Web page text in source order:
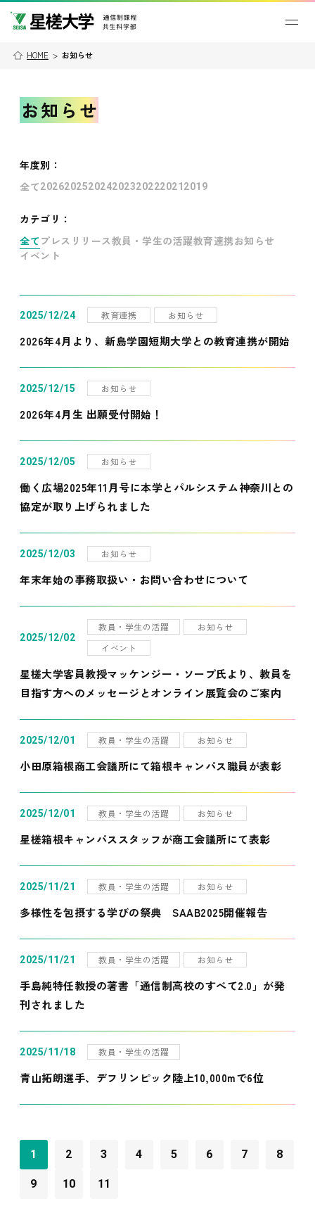
HOME > お知らせ
お知らせ
年度別 ：
全て202620252024202320222021 2019
カテゴリ：
全て プレスリリース教員・学生の活躍教育連携お知らせ
イベント
2025/12/24 教育連携 お知らせ
2026年4月より、新島学園短期大学との教育連携が開始
2025/12/15 お知らせ
2026年4月生 出願受付開始！
2025/12/05 お知らせ
働く広場2025年11月号に本学とパルシステム神奈川との
協定が取り上げられました
2025/12/03 お知らせ
年末年始の事務取扱い・お問い合わせについて
2025/12/02
教員・学生の活躍
お知らせ
イベント
星槎大学客員教授マッケンジー・ソープ氏より、教員を
目指す方へのメッセージとオンライン展覧会のご案内
2025/12/01 教員・学生の活躍 お知らせ
小田原箱根商工会議所にて箱根キャンパス職員が表彰
2025/12/01 教員・学生の活躍 お知らせ
星槎箱根キャンパススタッフが商工会議所にて表彰
2025/11/21 教員・学生の活躍 お知らせ
多様性を包摂する学びの祭典 SAAB2025開催報告
2025/11/21 教員・学生の活躍 お知らせ
手島純特任教授の著書「通信制高校のすべて2.0」が発
刊されました
2025/11/18 教員・学生の活躍
青山拓朗選手、デフリンピック陸上10,000mで6位
1 2 3 4 5 6 7 8
9 10 11